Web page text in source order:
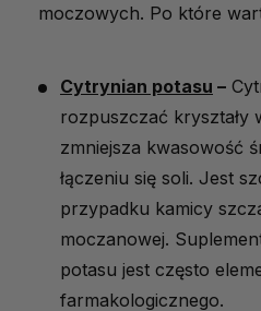
moczowych. Po które
Cytrynian potasu –
rozpuszczać kryształy
zmniejsza kwasowość
łączeniu się soli. Jest
przypadku kamicy
moczanowej.
potasu jest często
farmakologicznego.